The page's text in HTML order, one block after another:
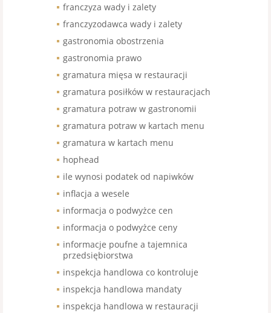
franczyza wady i zalety
franczyzodawca wady i zalety
gastronomia obostrzenia
gastronomia prawo
gramatura mięsa w restauracji
gramatura posiłków w restauracjach
gramatura potraw w gastronomii
gramatura potraw w kartach menu
gramatura w kartach menu
hophead
ile wynosi podatek od napiwków
inflacja a wesele
informacja o podwyżce cen
informacja o podwyżce ceny
informacje poufne a tajemnica
przedsiębiorstwa
inspekcja handlowa co kontroluje
inspekcja handlowa mandaty
inspekcja handlowa w restauracji